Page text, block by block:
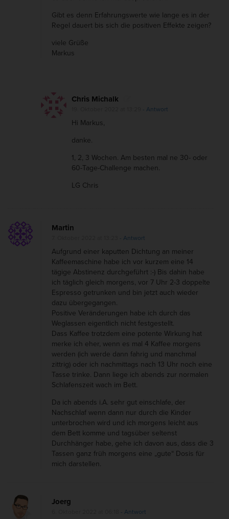
Gibt es denn Erfahrungswerte wie lange es in der
Regel dauert bis sich die positiven Effekte zeigen?
viele Grüße
Markus
Chris Michalk
- Antwort
Hi Markus,
danke.
1, 2, 3 Wochen. Am besten mal ne 30- oder
60-Tage-Challenge machen.
LG Chris
Martin
- Antwort
Aufgrund einer kaputten Dichtung an meiner
Kaffeemaschine habe ich vor kurzem eine 14
tägige Abstinenz durchgeführt :-) Bis dahin habe
ich täglich gleich morgens, vor 7 Uhr 2-3 doppelte
Espresso getrunken und bin jetzt auch wieder
dazu übergegangen.
Positive Veränderungen habe ich durch das
Weglassen eigentlich nicht festgestellt.
Dass Kaffee trotzdem eine potente Wirkung hat
merke ich eher, wenn es mal 4 Kaffee morgens
werden (ich werde dann fahrig und manchmal
zittrig) oder ich nachmittags nach 13 Uhr noch eine
Tasse trinke. Dann liege ich abends zur normalen
Schlafenszeit wach im Bett.
Da ich abends i.A. sehr gut einschlafe, der
Nachschlaf wenn dann nur durch die Kinder
unterbrochen wird und ich morgens leicht aus
dem Bett komme und tagsüber seltenst
Durchhänger habe, gehe ich davon aus, dass die 3
Tassen ganz früh morgens eine „gute“ Dosis für
mich darstellen.
Joerg
- Antwort